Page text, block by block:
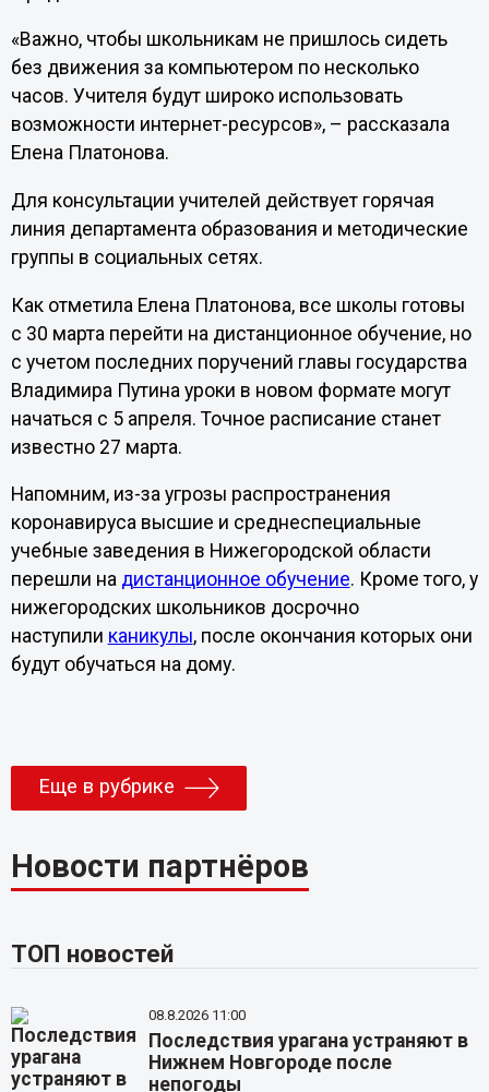
«Важно, чтобы школьникам не пришлось сидеть
без движения за компьютером по несколько
часов. Учителя будут широко использовать
возможности интернет-ресурсов», – рассказала
Елена Платонова.
Для консультации учителей действует горячая
линия департамента образования и методические
группы в социальных сетях.
Как отметила Елена Платонова, все школы готовы
с 30 марта перейти на дистанционное обучение, но
с учетом последних поручений главы государства
Владимира Путина уроки в новом формате могут
начаться с 5 апреля. Точное расписание станет
известно 27 марта.
Напомним, из-за угрозы распространения
коронавируса высшие и среднеспециальные
учебные заведения в Нижегородской области
перешли на дистанционное обучение. Кроме того, у
нижегородских школьников досрочно
наступили каникулы, после окончания которых они
будут обучаться на дому.
Еще в рубрике
Новости партнёров
ТОП новостей
08.8.2026 11:00
Последствия урагана устраняют в
Нижнем Новгороде после
непогоды